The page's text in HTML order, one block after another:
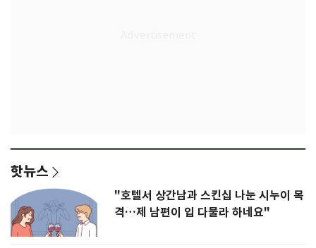
핫뉴스
"호텔서 상간남과 스킨십 나눈 시누이 목
격…제 남편이 입 다물라 하네요"